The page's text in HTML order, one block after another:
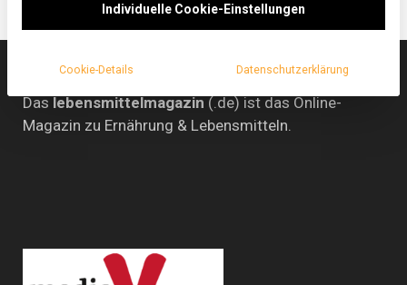
Das lebensmittelmagazin (.de) ist das Online-
Magazin zu Ernährung & Lebensmitteln.
Individuelle Cookie-Einstellungen
Cookie-Details Datenschutzerklärung